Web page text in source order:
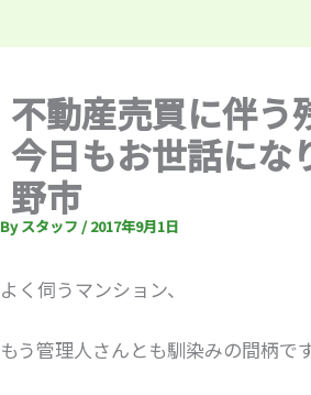
不動産売買に伴う
今日もお世話に
野市
Byスタッフ /2017年9月1日
よく伺うマンション、
もう管理人さんとも馴染みの間柄です